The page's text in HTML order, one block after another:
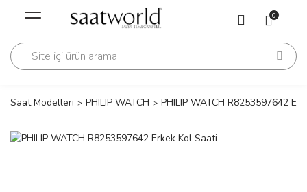
Geri Dön
Geri Dön 0
Saat Modelleri PHILIP WATCH PHILIP WATCH R8253597642